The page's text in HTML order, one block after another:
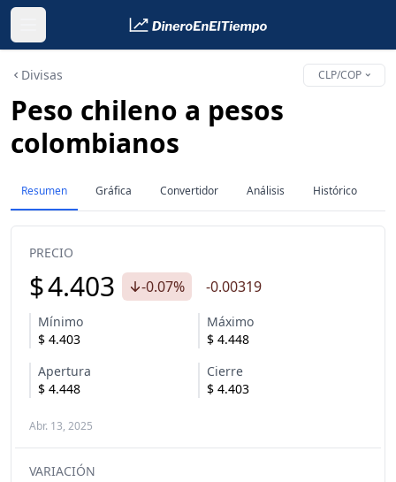
Divisas CLP/COP
Peso chileno a pesos
colombianos
Resumen Gráfica Convertidor Análisis Histórico
PRECIO
$4.403 -0.07% -0.00319
Mínimo
$ 4.403
Máximo
$ 4.448
Apertura
$ 4.448
Cierre
$ 4.403
Abr. 13, 2025
VARIACIÓN